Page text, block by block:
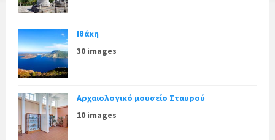
Ιθάκη
30 images
Αρχαιολογικό μουσείο Σταυρού
10 images